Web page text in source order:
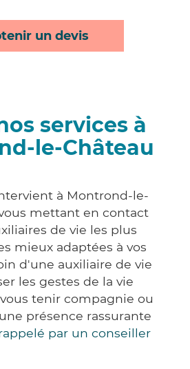
un devis
services à
le-Château
à Montrond-le-
mettant en contact
de vie les plus
mieux adaptées à vos
d'une auxiliaire de vie
les gestes de la vie
tenir compagnie ou
présence rassurante
par un conseiller